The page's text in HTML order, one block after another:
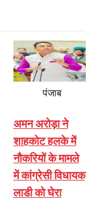
पंजाब
अमन अरोड़ा ने
शाहकोट हलके में
नौकरियों के मामले
में कांग्रेसी विधायक
लाडी को घेरा